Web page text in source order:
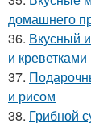
домашнего
36. Вкусный
и креветками
37.
и рисом
38. Грибной